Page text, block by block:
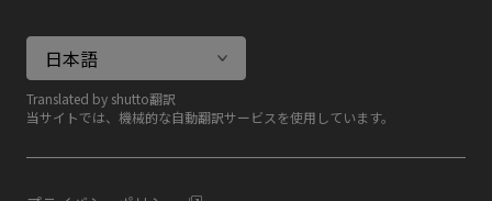
Translated by shutto翻訳
当サイトでは、機械的な自動翻訳サービスを使用しています。